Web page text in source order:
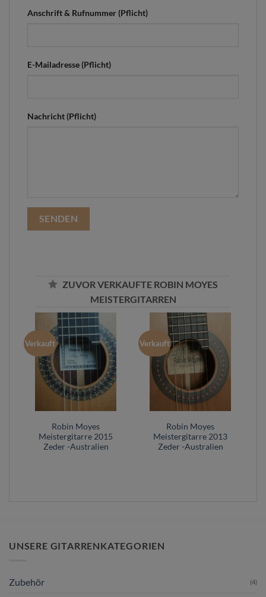
Anschrift & Rufnummer (Pflicht)
E-Mailadresse (Pflicht)
Nachricht (Pflicht)
ZUVOR VERKAUFTE ROBIN MOYES
MEISTERGITARREN
Verkauft
Robin Moyes
Meistergitarre 2015
Zeder -Australien
Verkauft
Robin Moyes
Meistergitarre 2013
Zeder -Australien
UNSERE GITARRENKATEGORIEN
Zubehör (4)